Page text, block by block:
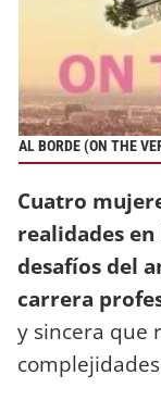
AL BORDE (ON THE
Cuatro
realidades
desafíos del
carrera
y sincera que